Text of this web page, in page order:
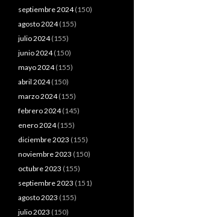
septiembre 2024(150)
agosto 2024(155)
julio 2024(155)
junio 2024(150)
mayo 2024(155)
abril 2024(150)
marzo 2024(155)
febrero 2024(145)
enero 2024(155)
diciembre 2023 (155)
noviembre 2023 (150)
octubre 2023 (155)
septiembre 2023 (151)
agosto 2023 (155)
julio 2023 (150)